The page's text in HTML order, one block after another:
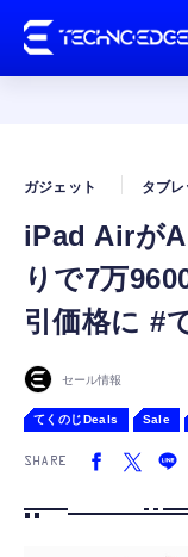
iPad Airが
りで7万
引価格に #
ガジェット タブレ
セール情報
てくのじDeals Sale
SHARE